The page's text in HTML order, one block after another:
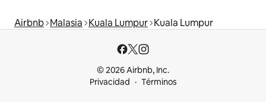
Airbnb Malasia Kuala Lumpur Kuala Lumpur
© 2026 Airbnb, Inc.
Privacidad
Términos